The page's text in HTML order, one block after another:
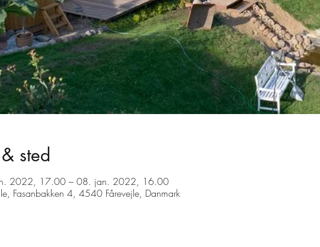
sted
2022, 17.00 – 08. jan. 2022, 16.00
Fasanbakken 4, 4540 Fårevejle, Danmark